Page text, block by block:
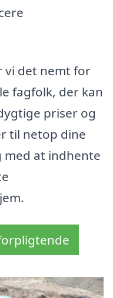
vi det nemt for
fagfolk, der kan
priser og
til netop dine
med at indhente